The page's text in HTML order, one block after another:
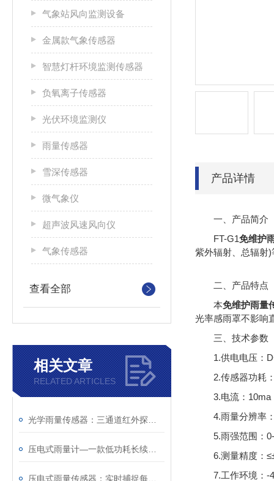
气象站风向监测设备
金属款气象传感器
智慧灯杆环境监测传感器
负氧离子传感器
光伏环境监测仪
雨量传感器
雪深传感器
微气象仪
超声波风速风向仪
气象传感器
查看全部
相关文章
RELATED ARTICLES
产品详情
一、产品简介
FT-G1免维护
紫外辐射、总辐射
二、产品特点
本免维护雨量
光率感雨罩不影响
三、技术参数
1.供电电压：
2.传感器功耗
3.电流：10ma
4.雨量分辨率
5.雨强范围：
6.测量精度：
7.工作环境：-